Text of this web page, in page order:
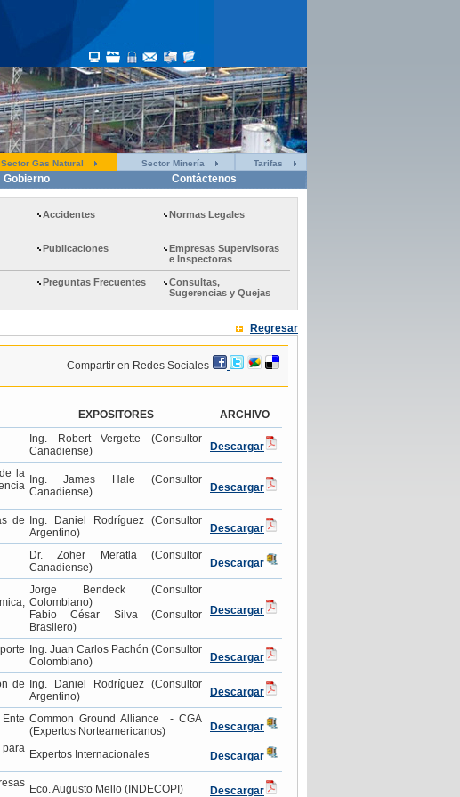
Sector Gas Natural Sector Minería Tarifas
Gobierno Contáctenos
Accidentes Normas Legales
Publicaciones
Empresas Supervisoras
e Inspectoras
Preguntas Frecuentes
Consultas,
Sugerencias y Quejas